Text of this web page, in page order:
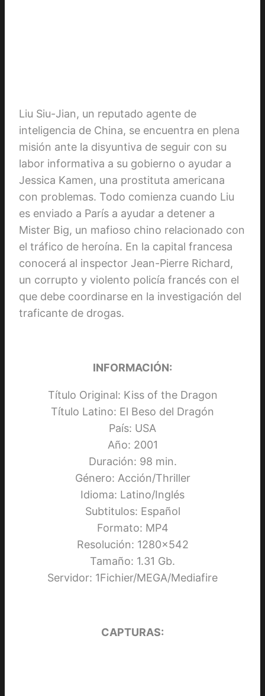
Liu Siu-Jian, un reputado agente de
inteligencia de China, se encuentra en plena
misión ante la disyuntiva de seguir con su
labor informativa a su gobierno o ayudar a
Jessica Kamen, una prostituta americana
con problemas. Todo comienza cuando Liu
es enviado a París a ayudar a detener a
Mister Big, un mafioso chino relacionado con
el tráfico de heroína. En la capital francesa
conocerá al inspector Jean-Pierre Richard,
un corrupto y violento policía francés con el
que debe coordinarse en la investigación del
traficante de drogas.
INFORMACIÓN:
Título Original: Kiss of the Dragon
Título Latino: El Beso del Dragón
País: USA
Año: 2001
Duración: 98 min.
Género: Acción/Thriller
Idioma: Latino/Inglés
Subtitulos: Español
Formato: MP4
Resolución: 1280×542
Tamaño: 1.31 Gb.
Servidor: 1Fichier/MEGA/Mediafire
CAPTURAS: